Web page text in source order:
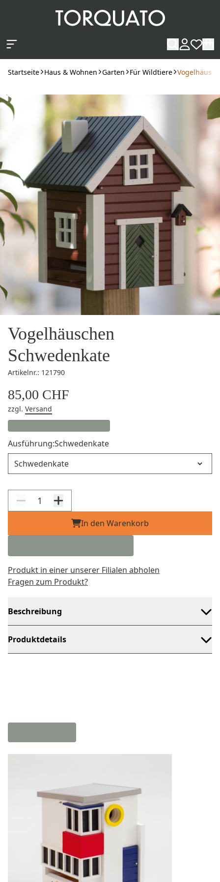
Startseite Haus & Wohnen Garten Für Wildtiere
Vogelhäuschen
Schwedenkate
Artikelnr.: 121790
85,00 CHF
zzgl. Versand
Ausführung:Schwedenkate
In den Warenkorb
Produkt in einer unserer Filialen abholen
Fragen zum Produkt?
Beschreibung
Produktdetails